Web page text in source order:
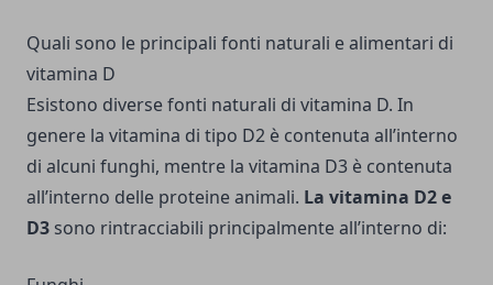
Quali sono le principali fonti naturali e alimentari di
vitamina D
Esistono diverse fonti naturali di vitamina D. In
genere la vitamina di tipo D2 è contenuta all’interno
di alcuni funghi, mentre la vitamina D3 è contenuta
all’interno delle proteine animali. La vitamina D2 e
D3 sono rintracciabili principalmente all’interno di: